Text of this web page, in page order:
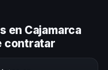
en Cajamarca
contratar